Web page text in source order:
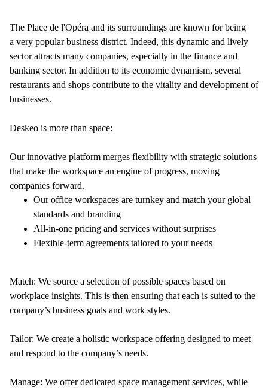
The Place de l'Opéra and its surroundings are known for being
a very popular business district. Indeed, this dynamic and lively
sector attracts many companies, especially in the finance and
banking sector. In addition to its economic dynamism, several
restaurants and shops contribute to the vitality and development of
businesses.
Deskeo is more than space:
Our innovative platform merges flexibility with strategic solutions
that make the workspace an engine of progress, moving
companies forward.
Our office workspaces are turnkey and match your global
standards and branding
All-in-one pricing and services without surprises
Flexible-term agreements tailored to your needs
Match: We source a selection of possible spaces based on
workplace insights. This is then ensuring that each is suited to the
company’s business goals and work styles.
Tailor: We create a holistic workspace offering designed to meet
and respond to the company’s needs.
Manage: We offer dedicated space management services, while